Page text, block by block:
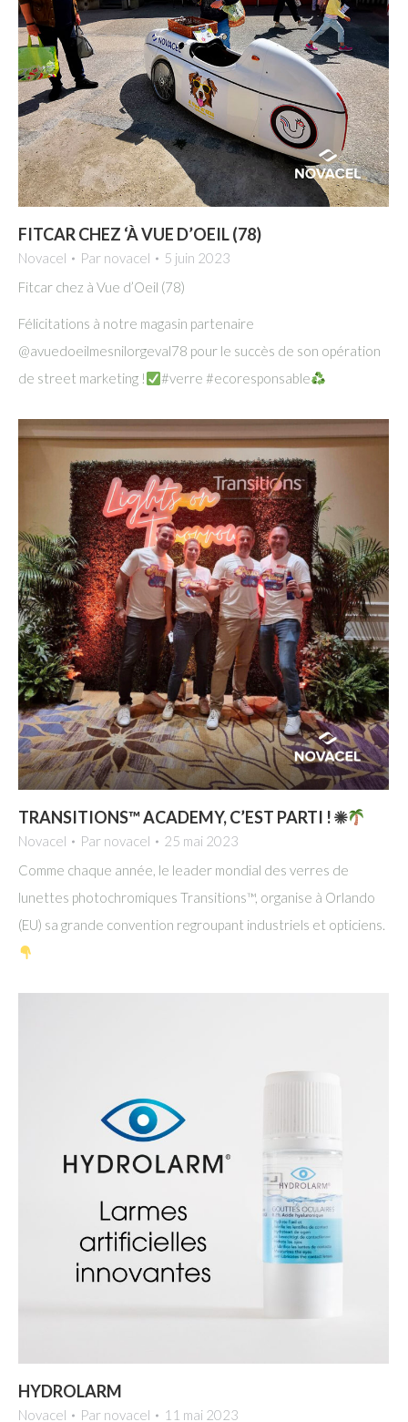
FITCAR CHEZ ‘À VUE D’OEIL (78)
Novacel Par novacel
5 juin 2023
Fitcar chez à Vue d’Oeil (78)
Félicitations à notre magasin partenaire
@avuedoeilmesnilorgeval78 pour le succès de son opération
de street marketing !
#verre #ecoresponsable
TRANSITIONS™ ACADEMY, C’EST PARTI ! ☀
Novacel Par novacel
25 mai 2023
Comme chaque année, le leader mondial des verres de
lunettes photochromiques Transitions™, organise à Orlando
(EU) sa grande convention regroupant industriels et opticiens.
HYDROLARM
Novacel Par novacel
11 mai 2023